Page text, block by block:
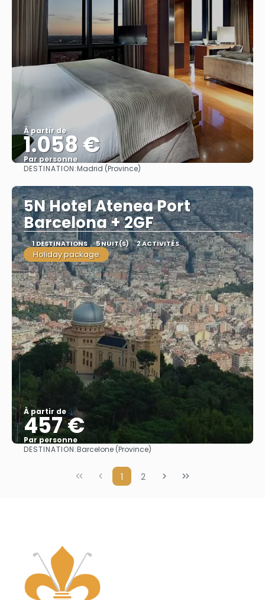
À partir de
1.058 €
Par personne
Afficher
DESTINATION:Madrid (Province)
5N Hotel Atenea Port
Barcelona + 2GF
1 DESTINATIONS 5 NUIT(S) 2 ACTIVITÉS
Holiday package
À partir de
457 €
Par personne
Afficher
DESTINATION:Barcelone (Province)
1 2